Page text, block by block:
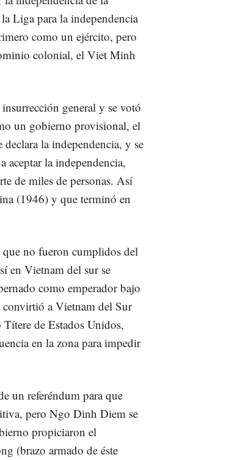
Liga para la independencia
como un ejército, pero
colonial, el Viet Minh
general y se votó
un gobierno provisional, el
la independencia, y se
aceptar la independencia,
de miles de personas. Así
(1946) y que terminó en
que no fueron cumplidos del
en Vietnam del sur se
como emperador bajo
a Vietnam del Sur
de Estados Unidos,
en la zona para impedir
un referéndum para que
pero Ngo Dinh Diem se
propiciaron el
(brazo armado de éste